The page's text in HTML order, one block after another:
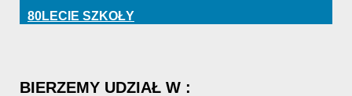
80LECIE SZKOŁY
BIERZEMY UDZIAŁ W :